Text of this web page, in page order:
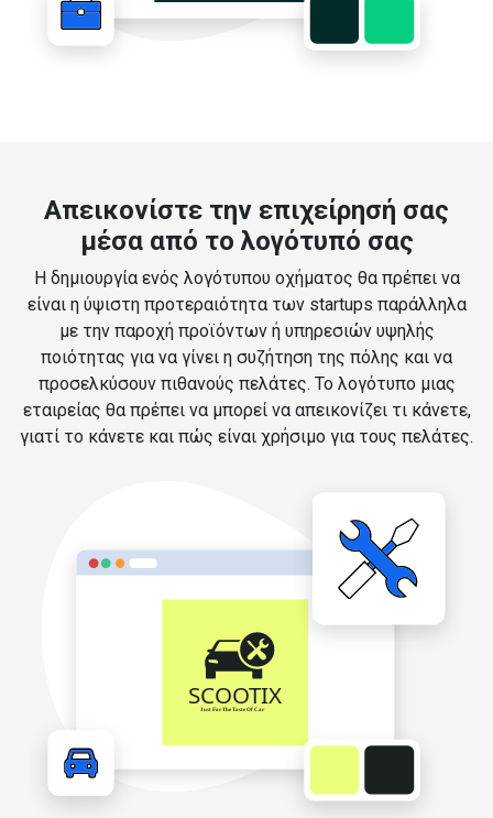
Απεικονίστε την επιχείρησή σας
μέσα από το λογότυπό σας
Η δημιουργία ενός λογότυπου οχήματος θα πρέπει να
είναι η ύψιστη προτεραιότητα των startups παράλληλα
με την παροχή προϊόντων ή υπηρεσιών υψηλής
ποιότητας για να γίνει η συζήτηση της πόλης και να
προσελκύσουν πιθανούς πελάτες. Το λογότυπο μιας
εταιρείας θα πρέπει να μπορεί να απεικονίζει τι κάνετε,
γιατί το κάνετε και πώς είναι χρήσιμο για τους πελάτες.